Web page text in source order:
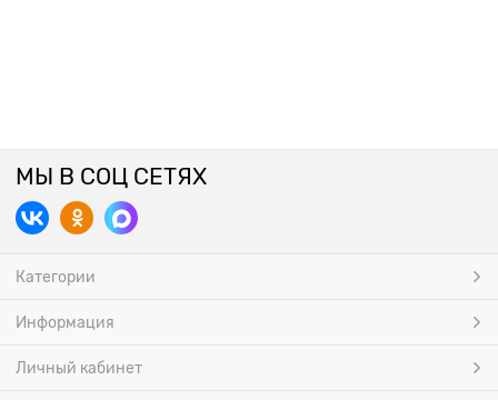
МЫ В СОЦ СЕТЯХ
Категории
Информация
Личный кабинет